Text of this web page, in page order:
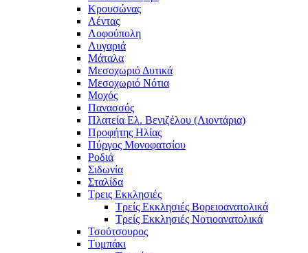
Κρουσώνας
Λέντας
Λοφούπολη
Λυγαριά
Μάταλα
Μεσοχωριό Δυτικά
Μεσοχωριό Νότια
Μοχός
Πανασσός
Πλατεία Ελ. Βενιζέλου (Λιοντάρια)
Προφήτης Ηλίας
Πύργος Μονοφατσίου
Ροδιά
Σιδωνία
Σταλίδα
Τρεις Εκκλησιές
Τρείς Εκκλησιές Βορειοανατολικά
Τρείς Εκκλησιές Νοτιοανατολικά
Τσούτσουρος
Τυμπάκι